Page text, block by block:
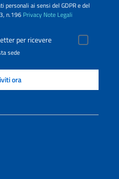
ai sensi del GDPR e del
n.196 Privacy Note Legali
per ricevere
sede